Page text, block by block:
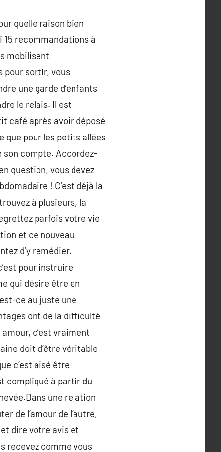
quelle raison bien
15 recommandations à
mobilisent
pour sortir, vous
une garde d’enfants
le relais. Il est
café après avoir déposé
que pour les petits allées
son compte. Accordez-
question, vous devez
! C’est déjà la
à plusieurs, la
parfois votre vie
et ce nouveau
d’y remédier.
pour instruire
qui désire être en
ce au juste une
ont de la difficulté
c’est vraiment
doit d’être véritable
c’est aisé être
compliqué à partir du
une relation
de l’amour de l’autre,
et dire votre avis et
recevez comme vous